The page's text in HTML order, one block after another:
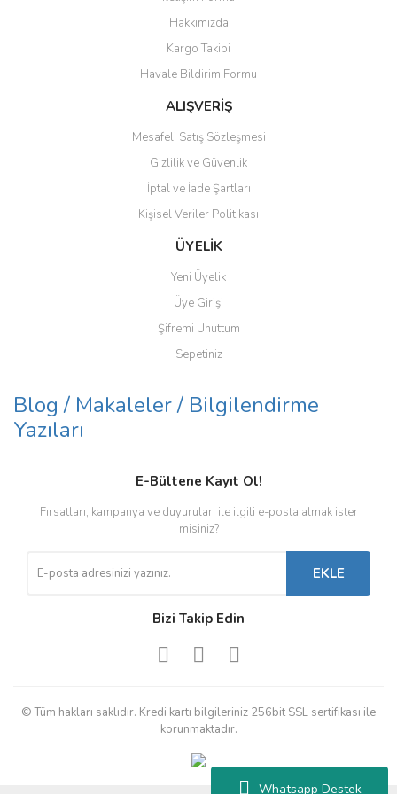
Whatsapp Destek
Ürün fiyatı diğer sitelerden daha pahalı.
Bu ürüne benzer farklı alternatifler olmalı.
Gönder
Hakkımızda
Kargo Takibi
Havale Bildirim Formu
ALIŞVERİŞ
Mesafeli Satış Sözleşmesi
Gizlilik ve Güvenlik
İptal ve İade Şartları
Kişisel Veriler Politikası
ÜYELİK
Yeni Üyelik
Üye Girişi
Şifremi Unuttum
Sepetiniz
Blog / Makaleler / Bilgilendirme
Yazıları
E-Bültene Kayıt Ol!
Fırsatları, kampanya ve duyuruları ile ilgili e-posta almak ister
misiniz?
EKLE
Bizi Takip Edin
© Tüm hakları saklıdır. Kredi kartı bilgileriniz 256bit SSL sertifikası ile
korunmaktadır.